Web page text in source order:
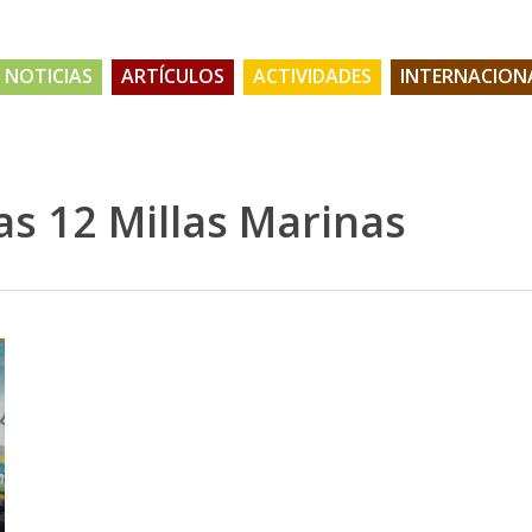
NOTICIAS ARTÍCULOS ACTIVIDADES
12 Millas Marinas